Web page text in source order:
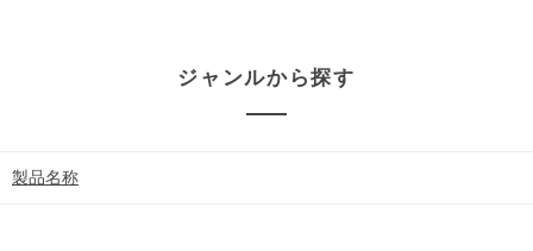
ジャンルから探す
製品名称